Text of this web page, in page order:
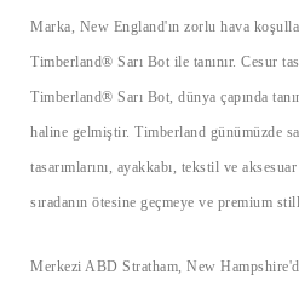
Marka, New England'ın zorlu hava
Timberland® Sarı Bot ile tanınır. Cesur
Timberland® Sarı Bot, dünya çapında
haline gelmiştir. Timberland günümüzde
tasarımlarını, ayakkabı, tekstil ve
sıradanın ötesine geçmeye ve premium
Merkezi ABD Stratham, New